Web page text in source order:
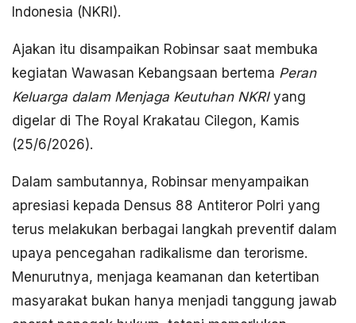
Indonesia (NKRI).
Ajakan itu disampaikan Robinsar saat membuka
kegiatan Wawasan Kebangsaan bertema Peran
Keluarga dalam Menjaga Keutuhan NKRIyang
digelar di The Royal Krakatau Cilegon, Kamis
(25/6/2026).
Dalam sambutannya, Robinsar menyampaikan
apresiasi kepada Densus 88 Antiteror Polri yang
terus melakukan berbagai langkah preventif dalam
upaya pencegahan radikalisme dan terorisme.
Menurutnya, menjaga keamanan dan ketertiban
masyarakat bukan hanya menjadi tanggung jawab